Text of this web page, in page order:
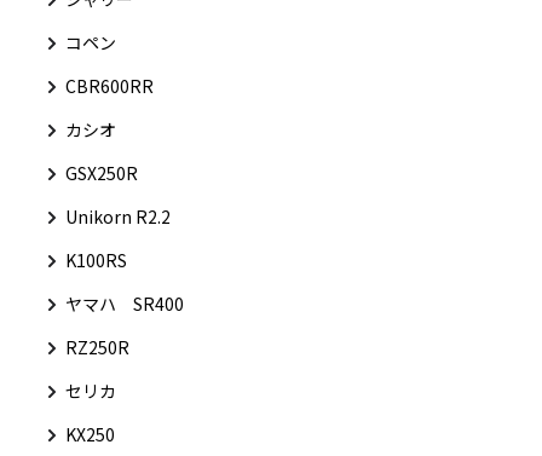
コペン
CBR600RR
カシオ
GSX250R
Unikorn R2.2
K100RS
ヤマハ SR400
RZ250R
セリカ
KX250